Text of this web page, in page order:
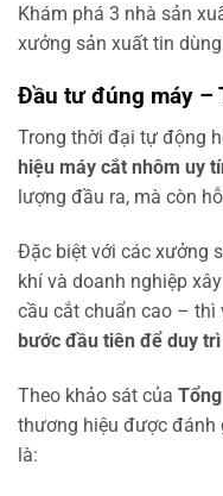
Khám phá 3 nhà sản
xưởng sản xuất tin
Đầu tư đúng máy –
Trong thời đại tự động
hiệu máy cắt nhôm uy
lượng đầu ra, mà còn
Đặc biệt với các xưởng
khí và doanh nghiệp
cầu cắt chuẩn cao – thì
bước đầu tiên để duy
Theo khảo sát của
thương hiệu được đánh
là: